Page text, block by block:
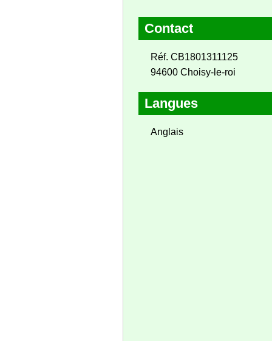
Contact
Réf. CB1801311125
94600 Choisy-le-roi
Langues
Anglais